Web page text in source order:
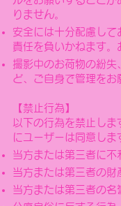
りません。
安全には十分配慮し
責任を負いかねます。
撮影中のお荷物の紛
ど、ご自身で管理をお
【禁止行為】
以下の行為を禁止し
にユーザーは同意しま
当方または第三者に不
当方または第三者の財
当方または第三者の名